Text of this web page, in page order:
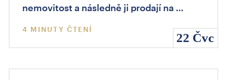
22 Čvc
nemovitost a následně ji prodají na …
4 MINUTY ČTENÍ